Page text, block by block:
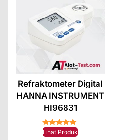
Refraktometer Digital
HANNA INSTRUMENT
HI96831
★★★★★
Lihat Produk